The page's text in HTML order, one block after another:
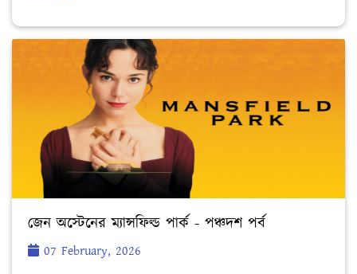
জেন অস্টেনের ম্যান্সফিল্ড পার্ক - পঞ্চদশ পর্ব
07 February, 2026